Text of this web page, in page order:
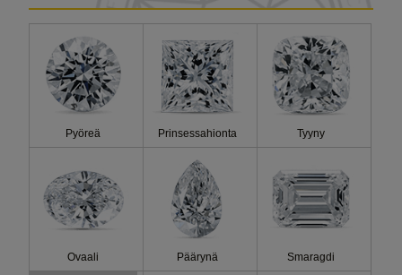
Selkeys
Leikkaa
Sertifiointi
Fluo
Pyöreä Prinsessahionta Tyyny
Ovaali Päärynä Smaragdi